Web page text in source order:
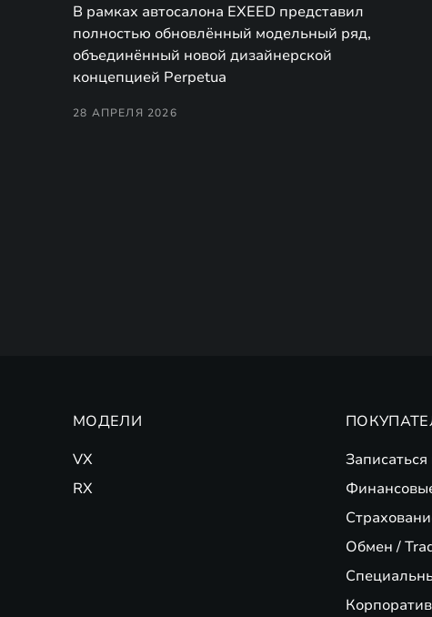
В рамках автосалона EXEED представил
полностью обновлённый модельный ряд,
объединённый новой дизайнерской
концепцией Perpetua
28 АПРЕЛЯ 2026
МОДЕЛИ
VX
RX
Обмен /